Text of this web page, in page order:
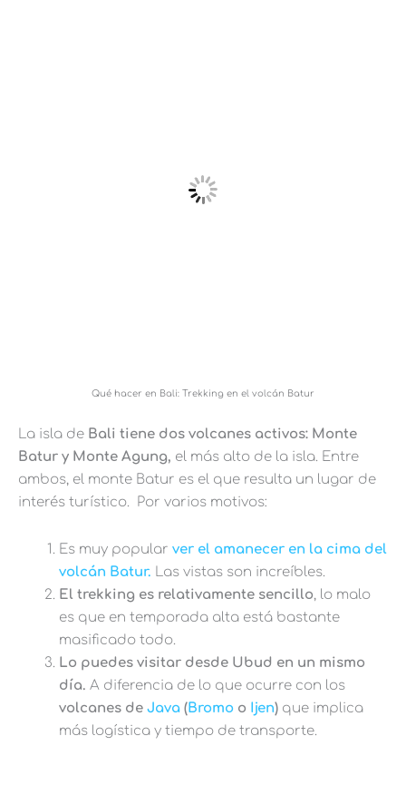
Qué hacer en Bali: Trekking en el volcán Batur
La isla de Bali tiene dos volcanes activos: Monte
Batur y Monte Agung, el más alto de la isla. Entre
ambos, el monte Batur es el que resulta un lugar de
interés turístico. Por varios motivos:
Es muy popular ver el amanecer en la cima del
volcán Batur. Las vistas son increíbles.
El trekking es relativamente sencillo, lo malo
es que en temporada alta está bastante
masificado todo.
Lo puedes visitar desde Ubud en un mismo
día. A diferencia de lo que ocurre con los
volcanes de Java (Bromo o Ijen) que implica
más logística y tiempo de transporte.